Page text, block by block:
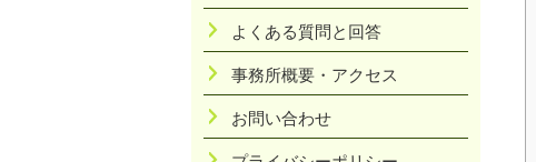
よくある質問と回答
事務所概要・アクセス
お問い合わせ